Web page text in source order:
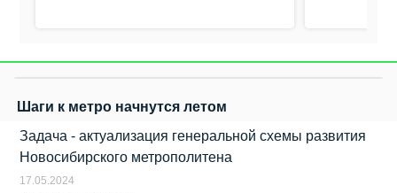
Шаги к метро начнутся летом
Задача - актуализация генеральной схемы развития
Новосибирского метрополитена
17.05.2024